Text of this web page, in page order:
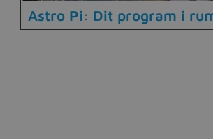
Astro Pi: Dit program i